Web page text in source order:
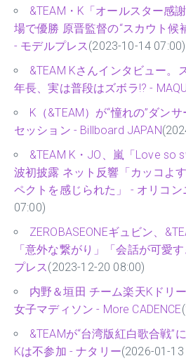
&TEAM・K「オールスター感
場で優勝 原晋監督の“スカウト候
- モデルプレス(2023-10-14 07:00)
&TEAM Kさんインタビュー。
年長、実は普段はズボラ!? -
K（&TEAM）が“憧れの”ダン
セッション - Billboard JAPAN
&TEAM K・JO、嵐「Love so
波初披露 ネット反響「カッコよ
ペクトを感じられた」 - オリコン
07:00)
ZEROBASEONEギュビン、
「意外な繋がり」「会話が可愛
プレス(2023-12-20 08:00)
内野＆垣田 チーム楽天Kドリ
女子マディソン - More CADENCE
&TEAMが“台湾版紅白歌合戦”
Kは不参加 - ナタリー(2026-01-13